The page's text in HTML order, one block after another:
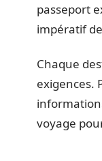
passeport
impératif
Chaque
exigences.
voyage